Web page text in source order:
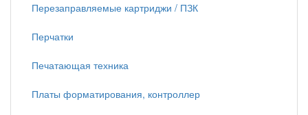
Перезаправляемые картриджи / ПЗК
Перчатки
Печатающая техника
Платы форматирования, контроллер